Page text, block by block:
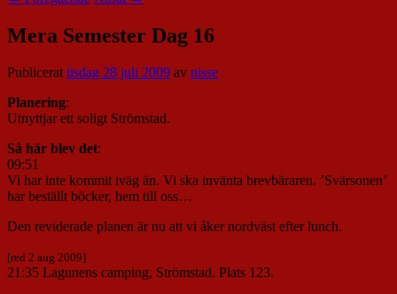
Mera Semester Dag 16
Publicerattisdag 28 juli 2009 av nisse
Planering:
Utnyttjar ett soligt Strömstad.
Så här blev det:
09:51
Vi har inte kommit iväg än. Vi ska invänta brevbäraren. ’Svärsonen’
har beställt böcker, hem till oss…
Den reviderade planen är nu att vi åker nordväst efter lunch.
[red 2 aug 2009]
21:35 Lagunens camping, Strömstad. Plats 123.